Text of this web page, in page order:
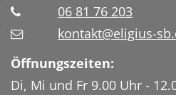
06 81 76 203
kontakt@eligius-
Öffnungszeiten:
Di, Mi und Fr 9.00 Uhr -